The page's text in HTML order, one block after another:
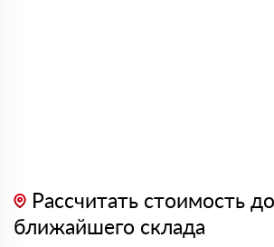
Рассчитать стоимость
ближайшего склада